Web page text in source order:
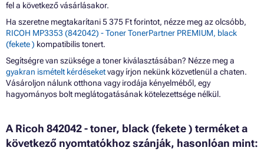
fel a következő vásárlásakor.
Ha szeretne megtakarítani 5 375 Ft forintot, nézze meg az olcsóbb,
RICOH MP3353 (842042) - Toner TonerPartner PREMIUM, black
(fekete ) kompatibilis tonert.
Segítségre van szüksége a toner kiválasztásában? Nézze meg a
gyakran ismételt kérdéseketvagy írjon nekünk közvetlenül a chaten.
Vásároljon nálunk otthona vagy irodája kényelméből, egy
hagyományos bolt meglátogatásának kötelezettsége nélkül.
A Ricoh 842042 - toner, black (fekete ) terméket a
következő nyomtatókhoz szánják, hasonlóan mint: